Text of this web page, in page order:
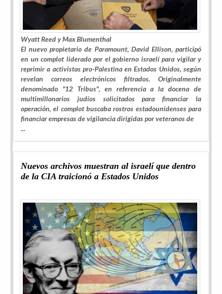
Wyatt Reed y Max Blumenthal
El nuevo propietario de Paramount, David Ellison, participó
en un complot liderado por el gobierno israelí para vigilar y
reprimir a activistas pro-Palestina en Estados Unidos, según
revelan correos electrónicos filtrados. Originalmente
denominado "12 Tribus", en referencia a la docena de
multimillonarios judíos solicitados para financiar la
operación, el complot buscaba rostros estadounidenses para
financiar empresas de vigilancia dirigidas por veteranos de
...
Nuevos archivos muestran al israelí que dentro
de la CIA traicionó a Estados Unidos